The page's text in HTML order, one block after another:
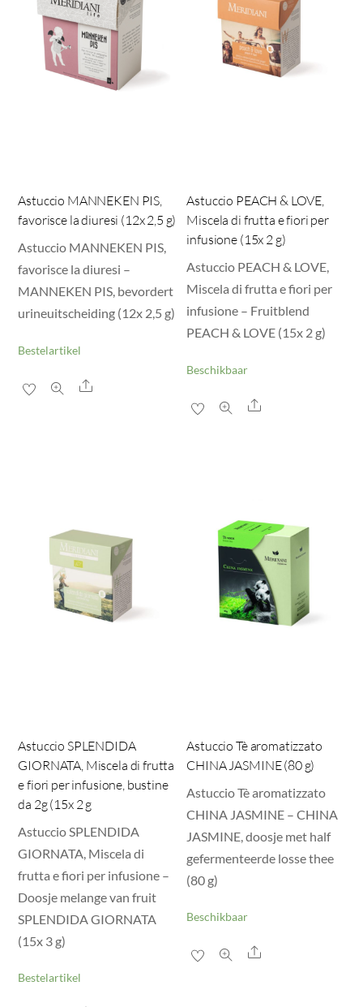
Astuccio MANNEKEN PIS,
favorisce la diuresi (12x 2,5 g)
Astuccio MANNEKEN PIS,
favorisce la diuresi –
MANNEKEN PIS, bevordert
urineuitscheiding (12x 2,5 g)
Bestelartikel
Share
Astuccio PEACH & LOVE,
Miscela di frutta e fiori per
infusione (15x 2 g)
Astuccio PEACH & LOVE,
Miscela di frutta e fiori per
infusione – Fruitblend
PEACH & LOVE (15x 2 g)
Beschikbaar
Share
Astuccio SPLENDIDA
GIORNATA, Miscela di frutta
e fiori per infusione, bustine
da 2g (15x 2 g
Astuccio SPLENDIDA
GIORNATA, Miscela di
frutta e fiori per infusione –
Doosje melange van fruit
SPLENDIDA GIORNATA
(15x 3 g)
Bestelartikel
Astuccio Tè aromatizzato
CHINA JASMINE (80 g)
Astuccio Tè aromatizzato
CHINA JASMINE – CHINA
JASMINE, doosje met half
gefermenteerde losse thee
(80 g)
Beschikbaar
Share